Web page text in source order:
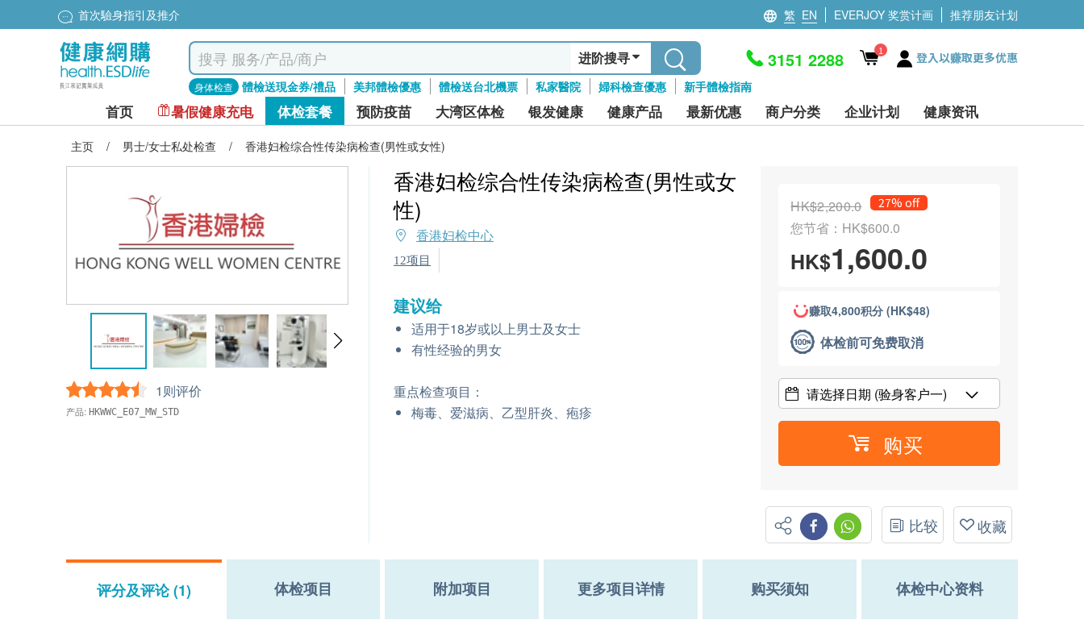
首次驗身指引及推介 繁 EN EVERJOY 奖赏计画 推荐朋友计划
进阶搜寻
身体检查 體檢送現金券/禮品 美邦體檢優惠 體檢送台北機票 私家醫院 婦科檢查優惠 新手體檢指南
3151 2288 1 登入以赚取更多优惠
首页 暑假健康充电 体检套餐 预防疫苗 大湾区体检 银发健康 健康产品 最新优惠 商户分类 企业计划 健康资讯
主页 / 男士/女士私处检查 / 香港妇检综合性传染病检查(男性或女性)
1则评价
产品: HKWWC_E07_MW_STD
香港妇检综合性传染病检查(男性或女
性)
香港妇检中心
12项目
建议给
适用于18岁或以上男士及女士
有性经验的男女
重点检查项目：
梅毒、爱滋病、乙型肝炎、疱疹
HK$2,200.0 27% off
您节省：HK$600.0
HK$1,600.0
赚取4,800积分 (HK$48)
体检前可免费取消
请选择日期 (验身客户一)
购买
比较 收藏
评分及评论 (1) 体检项目 附加项目 更多项目详情 购买须知 体检中心资料